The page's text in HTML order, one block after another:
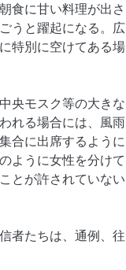
食に甘い料理が出さ
うと躍起になる。広
特別に空けてある場
央モスク等の大きな
れる場合には、風雨
合に出席するように
ように女性を分けて
とが許されていない
者たちは、通例、往